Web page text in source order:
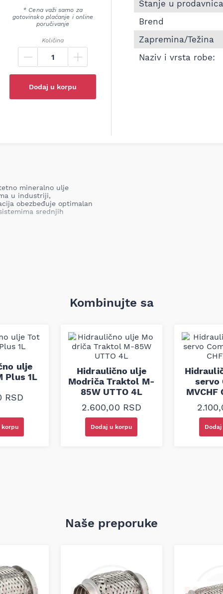
* Cena važi samo za
gotovinsko plaćanje i online
poručivanje
Količina
Dodaj u korpu
Stanje u
Brend
Zapremina/Težina
Naziv i vrsta robe:
mineralno ulje
u industriji,
obezbeđuje optimalan
srednjih
(dizalice, prese, alatne
pumpi.
radnim uslovima.
Kombinujte sa
ulje
Plus 1L
RSD
korpu
Hidraulično ulje
Modriča Traktol M-
85W UTTO 4L
2.600,00 RSD
Dodaj u korpu
servo
MVCHF
Naše preporuke